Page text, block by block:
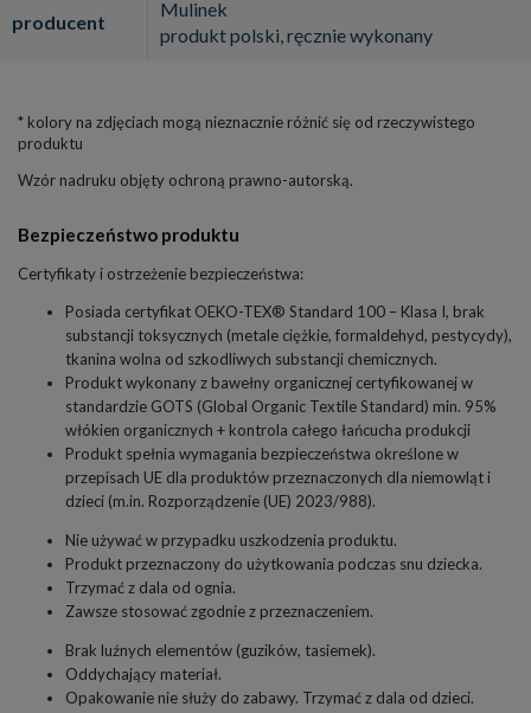
producent
Mulinek
produkt polski, ręcznie wykonany
* kolory na zdjęciach mogą nieznacznie różnić się od rzeczywistego
produktu
Wzór nadruku objęty ochroną prawno-autorską.
Bezpieczeństwo produktu
Certyfikaty i ostrzeżenie bezpieczeństwa:
Posiada certyfikat OEKO-TEX® Standard 100 – Klasa I, brak
substancji toksycznych (metale ciężkie, formaldehyd, pestycydy),
tkanina wolna od szkodliwych substancji chemicznych.
Produkt wykonany z bawełny organicznej certyfikowanej w
standardzie GOTS (Global Organic Textile Standard) min. 95%
włókien organicznych + kontrola całego łańcucha produkcji
Produkt spełnia wymagania bezpieczeństwa określone w
przepisach UE dla produktów przeznaczonych dla niemowląt i
dzieci (m.in. Rozporządzenie (UE) 2023/988).
Nie używać w przypadku uszkodzenia produktu.
Produkt przeznaczony do użytkowania podczas snu dziecka.
Trzymać z dala od ognia.
Zawsze stosować zgodnie z przeznaczeniem.
Brak luźnych elementów (guzików, tasiemek).
Oddychający materiał.
Opakowanie nie służy do zabawy. Trzymać z dala od dzieci.